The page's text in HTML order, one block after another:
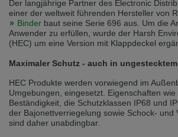
selected one. This website is also available in
switch to the German version?
Switch to German version Stay on this
Wir haben erkannt, dass ihr Browser eine andere
angezeigte bevorzugt. Diese Webseite ist auch auf
Möchten Sie zur Deutschen Version wechseln?
Zur deutschen Version wechseln Auf
We have detected, that your browser prefers another
Der langjährige Partner des Electronic
einer der weltweit führenden Hersteller von
Binder baut seine Serie 696 aus. Um die
Anwender zu erfüllen, wurde der Harsh
(HEC) um eine Version mit Klappdeckel
Maximaler Schutz - auch in
HEC Produkte werden vorwiegend im
Umgebungen, eingesetzt. Eigenschaften wie
Beständigkeit, die Schutzklassen IP68 und
der Bajonettverriegelung sowie Schock- und
sind daher unabdingbar.